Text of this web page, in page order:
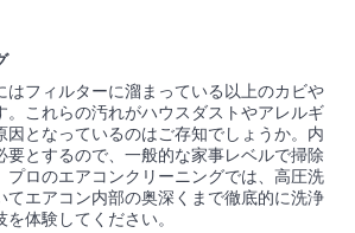
はフィルターに溜まっている以上のカビや
。これらの汚れがハウスダストやアレルギ
因となっているのはご存知でしょうか。内
要とするので、一般的な家事レベルで掃除
プロのエアコンクリーニングでは、高圧洗
てエアコン内部の奥深くまで徹底的に洗浄
体験してください。